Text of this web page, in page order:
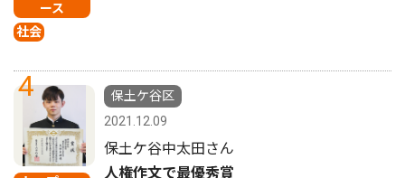
ース
社会
4
保土ケ谷区
2021.12.09
保土ケ谷中太田さん
人権作文で最優秀賞